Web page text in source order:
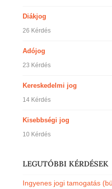
Diákjog
26 Kérdés
Adójog
23 Kérdés
Kereskedelmi jog
14 Kérdés
Kisebbségi jog
10 Kérdés
LEGUTÓBBI KÉRDÉSEK
Ingyenes jogi tamogatás